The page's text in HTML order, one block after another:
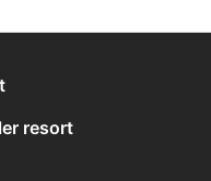
resort